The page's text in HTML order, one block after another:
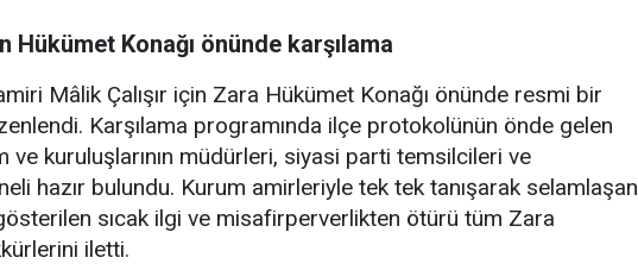
Konağı önünde karşılama
Mâlik Çalışır için Zara Hükümet Konağı önünde resmi bir
Karşılama programında ilçe protokolünün önde gelen
ve kuruluşlarının müdürleri, siyasi parti temsilcileri ve
hazır bulundu. Kurum amirleriyle tek tek tanışarak selamlaşan
gösterilen sıcak ilgi ve misafirperverlikten ötürü tüm Zara
iletti.